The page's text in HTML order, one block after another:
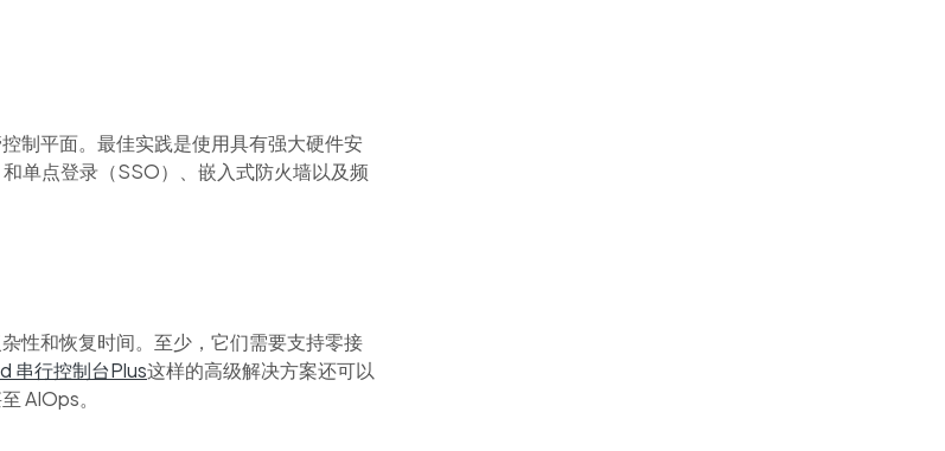
制平面。最佳实践是使用具有强大硬件安
单点登录（SSO）、嵌入式防火墙以及频
性和恢复时间。至少，它们需要支持零接
串行控制台Plus这样的高级解决方案还可以
AIOps。